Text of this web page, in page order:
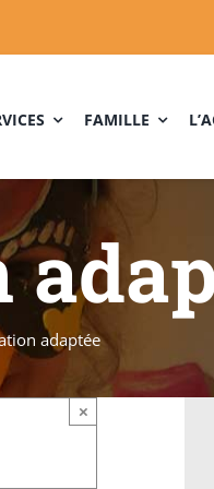
FAMILLE
adaptée
×